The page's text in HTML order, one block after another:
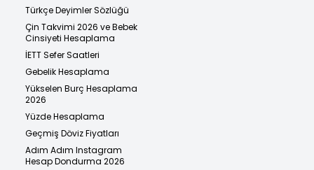
Türkçe Deyimler Sözlüğü
Çin Takvimi 2026 ve Bebek
Cinsiyeti Hesaplama
İETT Sefer Saatleri
Gebelik Hesaplama
Yükselen Burç Hesaplama
2026
Yüzde Hesaplama
Geçmiş Döviz Fiyatları
Adım Adım Instagram
Hesap Dondurma 2026